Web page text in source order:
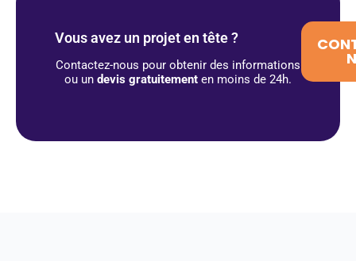
Vous avez un projet en tête ?
Contactez-nous pour obtenir des informations
ou un devis gratuitement en moins de 24h.